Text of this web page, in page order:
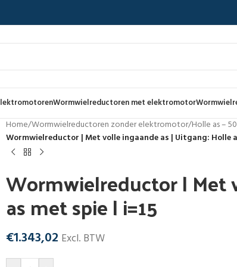
Wormwielreductoren met elektromotor
Home/Wormwielreductoren zonder elektromotor/Holle as –
Wormwielreductor | Met volle ingaande as | Uitgang: Holle
Wormwielreductor | Met
as met spie | i=15
€1.343,02 Excl. BTW